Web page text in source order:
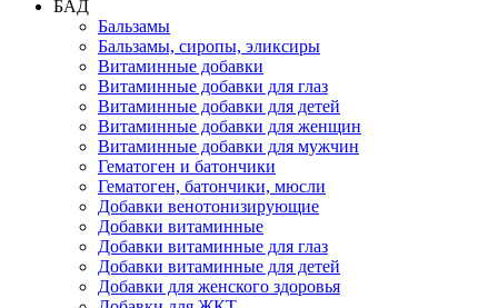
БАД
Бальзамы
Бальзамы, сиропы, эликсиры
Витаминные добавки
Витаминные добавки для глаз
Витаминные добавки для детей
Витаминные добавки для женщин
Витаминные добавки для мужчин
Гематоген и батончики
Гематоген, батончики, мюсли
Добавки венотонизирующие
Добавки витаминные
Добавки витаминные для глаз
Добавки витаминные для детей
Добавки для женского здоровья